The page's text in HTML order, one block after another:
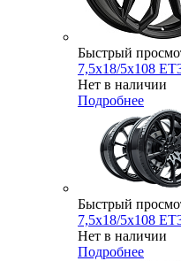
Быстрый
7,5x18/5x108
Нет в наличии
Подробнее
Быстрый
7,5x18/5x108
Нет в наличии
Подробнее